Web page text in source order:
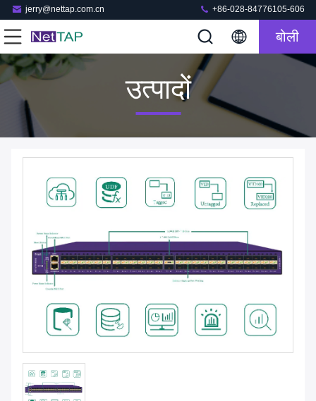
jerry@nettap.com.cn +86-028-84776105-606
बोली
उत्पादों